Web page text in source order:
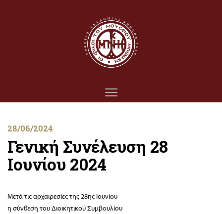
28/06/2024
Γενική Συνέλευση 28
Ιουνίου 2024
Μετά τις αρχαιρεσίες της 28ης Ιουνίου
η σύνθεση του Διοικητικού Συμβουλίου